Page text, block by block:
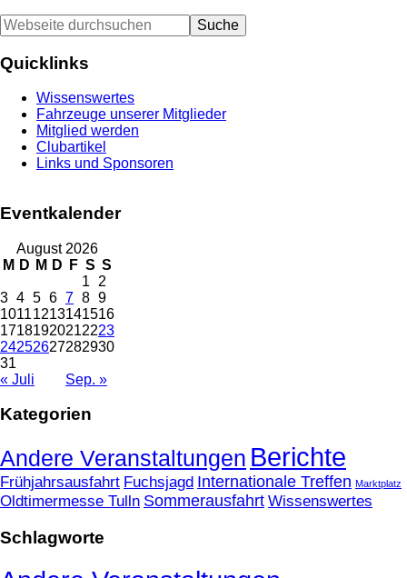
Seitenspalte
Webseite
durchsuchen
Quicklinks
Wissenswertes
Fahrzeuge unserer Mitglieder
Mitglied werden
Clubartikel
Links und Sponsoren
Eventkalender
August 2026
M D M D F S S
1
2
3 4 5 6 7 8 9
10111213141516
17181920212223
24252627282930
31
« Juli
Sep. »
Kategorien
Andere Veranstaltungen Berichte
Frühjahrsausfahrt Fuchsjagd Internationale Treffen Marktplatz
Oldtimermesse Tulln Sommerausfahrt Wissenswertes
Schlagworte